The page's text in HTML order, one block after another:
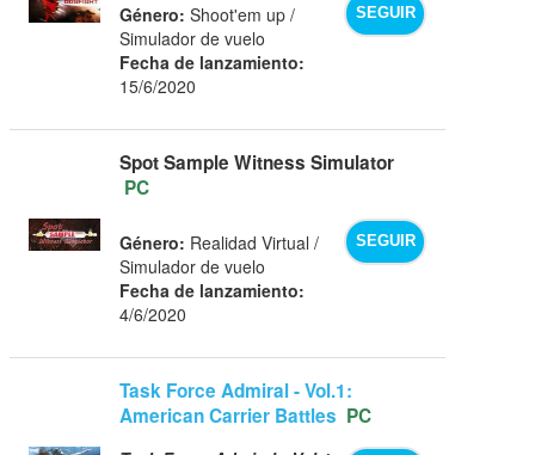
SEGUIR
Género: Shoot'em up /
Simulador de vuelo
Fecha de lanzamiento:
15/6/2020
Spot Sample Witness Simulator
PC
SEGUIR
Género: Realidad Virtual /
Simulador de vuelo
Fecha de lanzamiento:
4/6/2020
Task Force Admiral - Vol.1:
American Carrier Battles PC